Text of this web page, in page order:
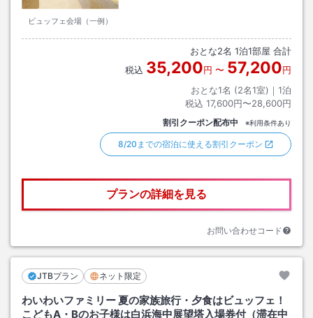
ビュッフェ会場（一例）
おとな2名 1泊1部屋 合計
税込 35,200円 〜 57,200円
おとな1名 (2名1室)｜ 1泊
税込 17,600円〜28,600円
割引クーポン配布中 ※利用条件あり
8/20までの宿泊に使える割引クーポン
プランの詳細を見る
お問い合わせコード
JTBプラン ネット限定
わいわいファミリー 夏の家族旅行・夕食はビュッフェ！
こどもA・Bのお子様は白浜海中展望塔入場券付（滞在中